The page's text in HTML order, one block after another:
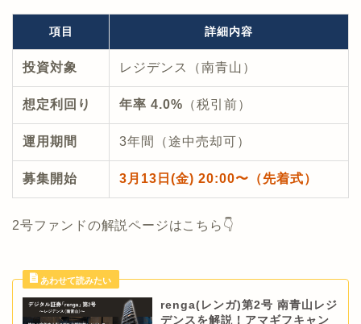
項目 詳細内容
投資対象 レジデンス（南青山）
想定利回り 年率 4.0% （税引前）
運用期間 3年間（途中売却可）
募集開始 3月13日(金) 20:00〜（先着式）
2号ファンドの解説ページはこちら👇
renga(レンガ)第2号 南青山レジ
デンスを解説！アマギフキャン